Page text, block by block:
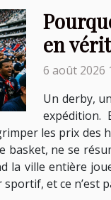
en
6 août 2026
Un derby,
expédition.
les prix des
ne se
la ville entière
et ce n’est